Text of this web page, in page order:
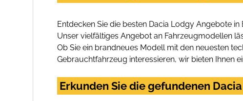
Entdecken Sie die besten Dacia Lodgy Angebote
Unser vielfältiges Angebot an Fahrzeugmodellen
Ob Sie ein brandneues Modell mit den neuesten
Gebrauchtfahrzeug interessieren, wir bieten Ihnen
Erkunden Sie die gefundenen